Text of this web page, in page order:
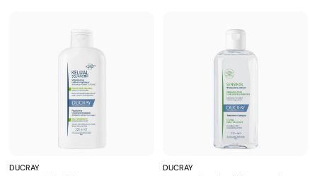
DUCRAY DUCRAY